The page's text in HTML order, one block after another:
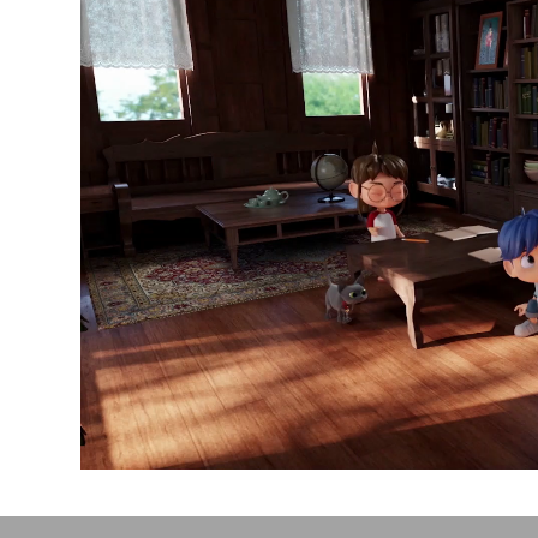
Video